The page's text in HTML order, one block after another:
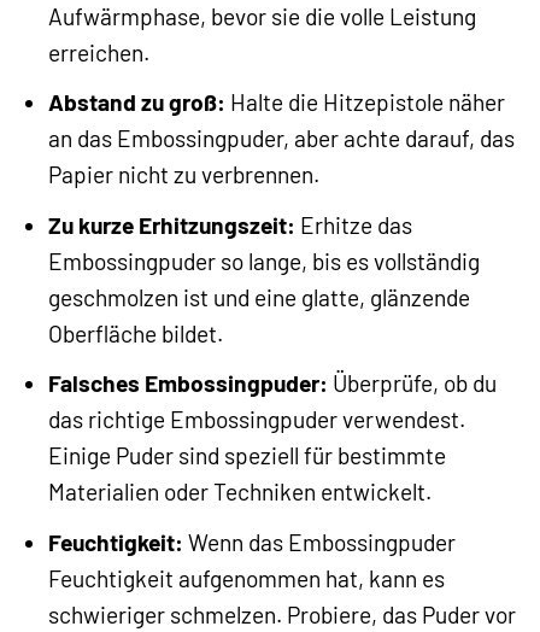
Aufwärmphase, bevor sie die volle Leistung
erreichen.
Abstand zu groß: Halte die Hitzepistole näher
an das Embossingpuder, aber achte darauf, das
Papier nicht zu verbrennen.
Zu kurze Erhitzungszeit: Erhitze das
Embossingpuder so lange, bis es vollständig
geschmolzen ist und eine glatte, glänzende
Oberfläche bildet.
Falsches Embossingpuder: Überprüfe, ob du
das richtige Embossingpuder verwendest.
Einige Puder sind speziell für bestimmte
Materialien oder Techniken entwickelt.
Feuchtigkeit: Wenn das Embossingpuder
Feuchtigkeit aufgenommen hat, kann es
schwieriger schmelzen. Probiere, das Puder vor